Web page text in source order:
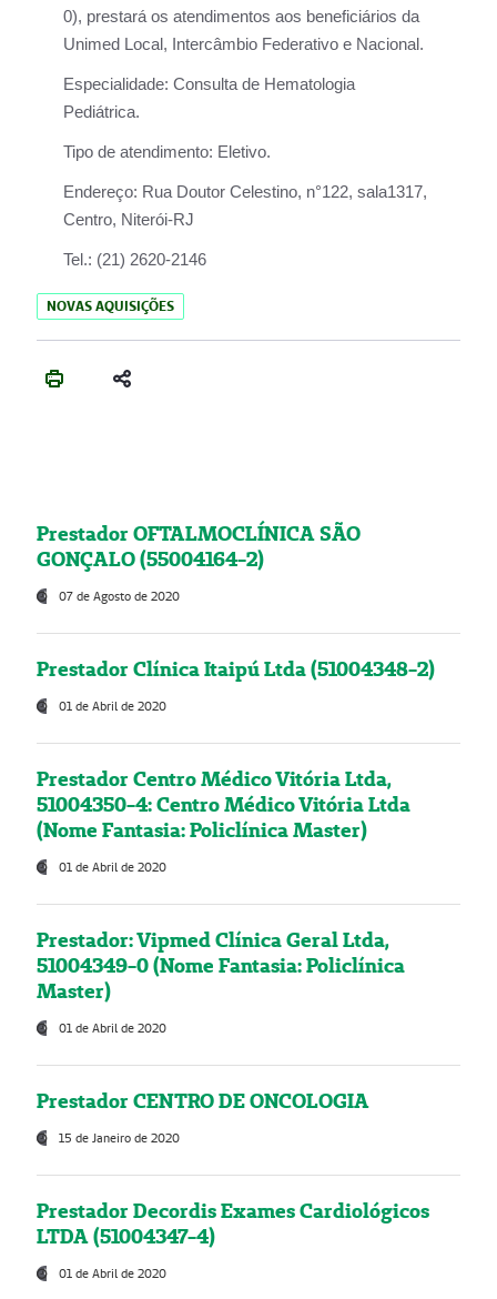
0), prestará os atendimentos aos beneficiários da
Unimed Local, Intercâmbio Federativo e Nacional.
Especialidade: Consulta de Hematologia
Pediátrica.
Tipo de atendimento: Eletivo.
Endereço: Rua Doutor Celestino, n°122, sala1317,
Centro, Niterói-RJ
Tel.: (21) 2620-2146
NOVAS AQUISIÇÕES
Prestador OFTALMOCLÍNICA SÃO
GONÇALO (55004164-2)
07 de Agosto de 2020
Prestador Clínica Itaipú Ltda (51004348-2)
01 de Abril de 2020
Prestador Centro Médico Vitória Ltda,
51004350-4: Centro Médico Vitória Ltda
(Nome Fantasia: Policlínica Master)
01 de Abril de 2020
Prestador: Vipmed Clínica Geral Ltda,
51004349-0 (Nome Fantasia: Policlínica
Master)
01 de Abril de 2020
Prestador CENTRO DE ONCOLOGIA
15 de Janeiro de 2020
Prestador Decordis Exames Cardiológicos
LTDA (51004347-4)
01 de Abril de 2020